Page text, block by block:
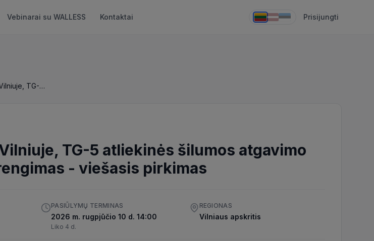
Vebinarai su WALLESS Kontaktai Prisijungti
Gamybinio pastato Elektrinės g. 2, Vilniuje, TG-5 atliekinės šilumos atgavimo šilumos siurbliu darbo projekto parengimas
TG-5 atliekinės šilumos atgavimo
- viešasis pirkimas
PASIŪLYMŲ TERMINAS
2026 m. rugpjūčio 10 d. 14:00
Liko 4 d.
REGIONAS
Vilniaus apskritis